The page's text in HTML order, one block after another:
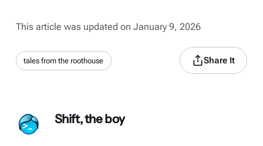
This article was updated on January 9, 2026
tales from the roothouse Share It
Shift, the boy